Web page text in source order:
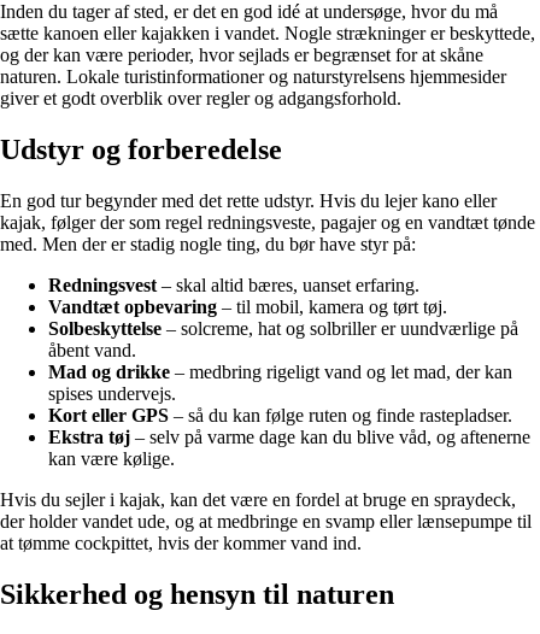
Inden du tager af sted, er det en god idé at undersøge, hvor du må
sætte kanoen eller kajakken i vandet. Nogle strækninger er beskyttede,
og der kan være perioder, hvor sejlads er begrænset for at skåne
naturen. Lokale turistinformationer og naturstyrelsens hjemmesider
giver et godt overblik over regler og adgangsforhold.
Udstyr og forberedelse
En god tur begynder med det rette udstyr. Hvis du lejer kano eller
kajak, følger der som regel redningsveste, pagajer og en vandtæt tønde
med. Men der er stadig nogle ting, du bør have styr på:
Redningsvest – skal altid bæres, uanset erfaring.
Vandtæt opbevaring – til mobil, kamera og tørt tøj.
Solbeskyttelse – solcreme, hat og solbriller er uundværlige på
åbent vand.
Mad og drikke – medbring rigeligt vand og let mad, der kan
spises undervejs.
Kort eller GPS – så du kan følge ruten og finde rastepladser.
Ekstra tøj – selv på varme dage kan du blive våd, og aftenerne
kan være kølige.
Hvis du sejler i kajak, kan det være en fordel at bruge en spraydeck,
der holder vandet ude, og at medbringe en svamp eller lænsepumpe til
at tømme cockpittet, hvis der kommer vand ind.
Sikkerhed og hensyn til naturen